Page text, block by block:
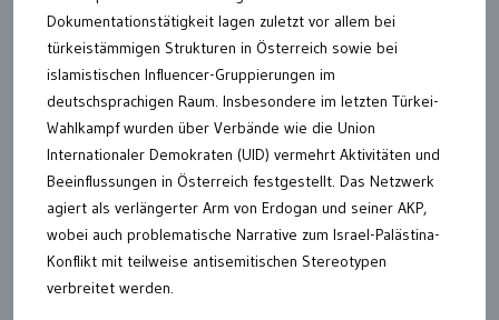
Dokumentationstätigkeit lagen zuletzt vor allem bei
türkeistämmigen Strukturen in Österreich sowie bei
islamistischen Influencer-Gruppierungen im
deutschsprachigen Raum. Insbesondere im letzten Türkei-
Wahlkampf wurden über Verbände wie die Union
Internationaler Demokraten (UID) vermehrt Aktivitäten und
Beeinflussungen in Österreich festgestellt. Das Netzwerk
agiert als verlängerter Arm von Erdogan und seiner AKP,
wobei auch problematische Narrative zum Israel-Palästina-
Konflikt mit teilweise antisemitischen Stereotypen
verbreitet werden.